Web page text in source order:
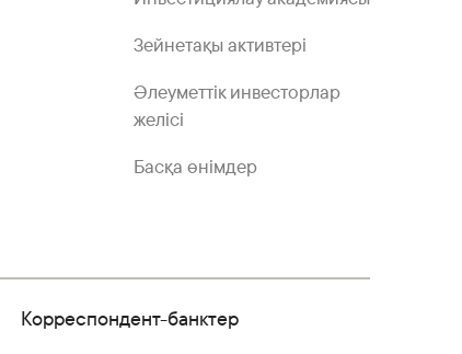
Зейнетақы активтері
Әлеуметтік инвесторлар
желісі
Басқа өнімдер
Корреспондент-банктер